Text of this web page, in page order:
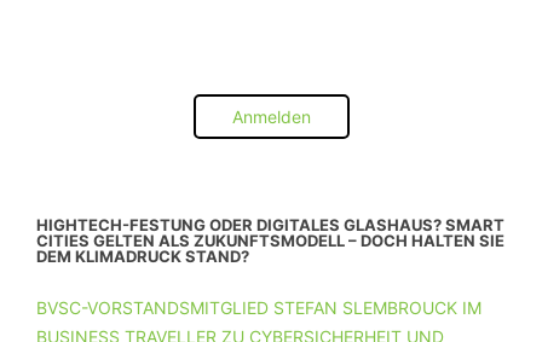
Anmelden
HIGHTECH-FESTUNG ODER DIGITALES GLASHAUS? SMART
CITIES GELTEN ALS ZUKUNFTSMODELL – DOCH HALTEN SIE
DEM KLIMADRUCK STAND?
BVSC-VORSTANDSMITGLIED STEFAN SLEMBROUCK IM
BUSINESS TRAVELLER ZU CYBERSICHERHEIT UND